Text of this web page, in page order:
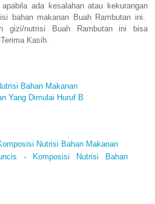
ada kesalahan atau kekurangan
bahan makanan Buah Rambutan ini.
gizi/nutrisi Buah Rambutan ini bisa
Kasih.
Bahan Makanan
Yang Dimulai Huruf B
Nutrisi Bahan Makanan
- Komposisi Nutrisi Bahan